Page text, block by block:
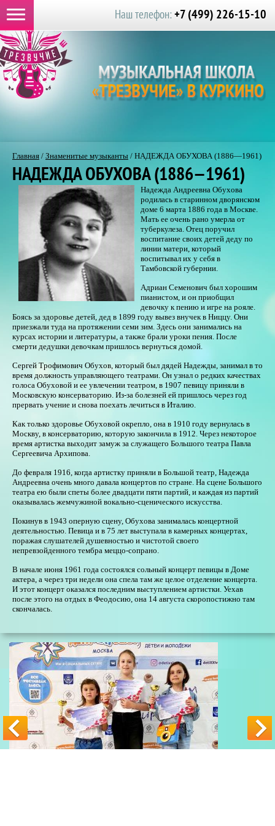
Наш телефон:+7 (499) 226-15-10
Главная / Знаменитые музыканты / НАДЕЖДА ОБУХОВА (1886—1961)
НАДЕЖДА ОБУХОВА (1886—1961)
Надежда Андреевна Обухова
родилась в старинном дворянском
доме 6 марта 1886 года в Москве.
Мать ее очень рано умерла от
туберкулеза. Отец поручил
воспитание своих детей деду по
линии матери, который
воспитывал их у себя в
Тамбовской губернии.
Адриан Семенович был хорошим
пианистом, и он приобщил
девочку к пению и игре на рояле.
Боясь за здоровье детей, дед в 1899 году вывез внучек в Ниццу. Они
приезжали туда на протяжении семи зим. Здесь они занимались на
курсах истории и литературы, а также брали уроки пения. После
смерти дедушки девочкам пришлось вернуться домой.
Сергей Трофимович Обухов, который был дядей Надежды, занимал в то
время должность управляющего театрами. Он узнал о редких качествах
голоса Обуховой и ее увлечении театром, в 1907 певицу приняли в
Московскую консерваторию. Из-за болезней ей пришлось через год
прервать учение и снова поехать лечиться в Италию.
Как только здоровье Обуховой окрепло, она в 1910 году вернулась в
Москву, в консерваторию, которую закончила в 1912. Через некоторое
время артистка выходит замуж за служащего Большого театра Павла
Сергеевича Архипова.
До февраля 1916, когда артистку приняли в Большой театр, Надежда
Андреевна очень много давала концертов по стране. На сцене Большого
театра ею были спеты более двадцати пяти партий, и каждая из партий
оказывалась жемчужиной вокально-сценического искусства.
Покинув в 1943 оперную сцену, Обухова занималась концертной
деятельностью. Певица и в 75 лет выступала в камерных концертах,
поражая слушателей душевностью и чистотой своего
непревзойденного тембра меццо-сопрано.
В начале июня 1961 года состоялся сольный концерт певицы в Доме
актера, а через три недели она спела там же целое отделение концерта.
И этот концерт оказался последним выступлением артистки. Уехав
после этого на отдых в Феодосию, она 14 августа скоропостижно там
скончалась.